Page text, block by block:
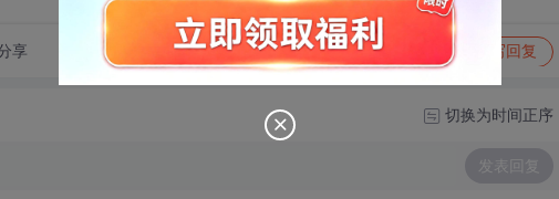
享 转发到动态 举报 写回复
切换为时间正序
发表回复